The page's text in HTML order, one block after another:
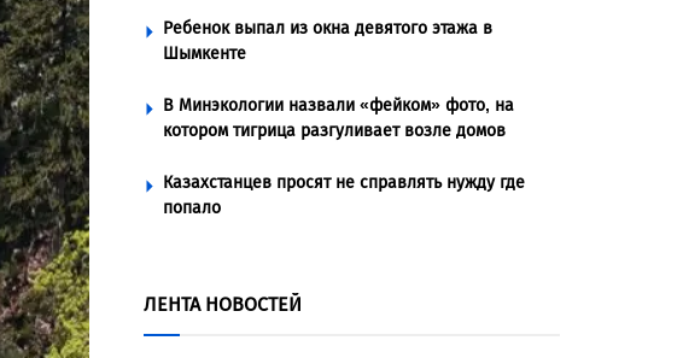
Ребенок выпал из окна девятого этажа в
Шымкенте
В Минэкологии назвали «фейком» фото, на
котором тигрица разгуливает возле домов
Казахстанцев просят не справлять нужду где
попало
ЛЕНТА НОВОСТЕЙ